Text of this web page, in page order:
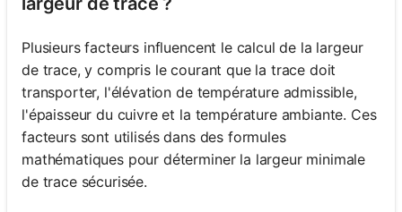
Plusieurs facteurs influencent le calcul de la largeur
de trace, y compris le courant que la trace doit
transporter, l'élévation de température admissible,
l'épaisseur du cuivre et la température ambiante. Ces
facteurs sont utilisés dans des formules
mathématiques pour déterminer la largeur minimale
de trace sécurisée.